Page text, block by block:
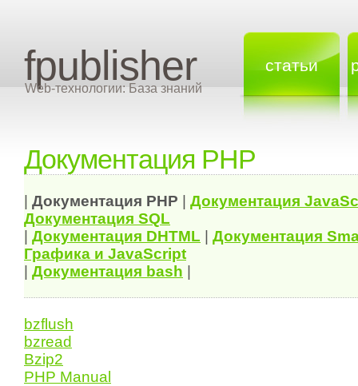
fpublisher
Web-технологии: База знаний
статьи
Документация PHP
Документация PHP Документация
Документация SQL
Документация DHTML
Документация
Графика и JavaScript
Документация bash
bzflush
bzread
Bzip2
PHP Manual